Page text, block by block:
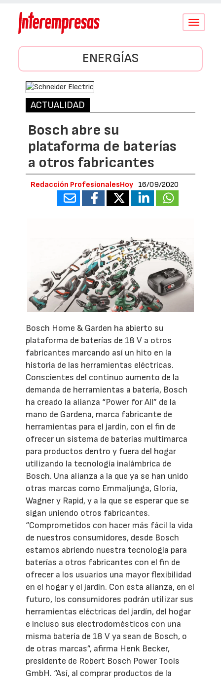
Conmutar
ENERGÍAS
ACTUALIDAD
Bosch abre su
plataforma de baterías
a otros fabricantes
Redacción ProfesionalesHoy 16/09/2020
Bosch Home & Garden ha abierto su
plataforma de baterías de 18 V a otros
fabricantes marcando así un hito en la
historia de las herramientas eléctricas.
Conscientes del continuo aumento de la
demanda de herramientas a batería, Bosch
ha creado la alianza “Power for All” de la
mano de Gardena, marca fabricante de
herramientas para el jardín, con el fin de
ofrecer un sistema de baterías multimarca
para productos dentro y fuera del hogar
utilizando la tecnología inalámbrica de
Bosch. Una alianza a la que ya se han unido
otras marcas como Emmaljunga, Gloria,
Wagner y Rapid, y a la que se esperar que se
sigan uniendo otros fabricantes.
“Comprometidos con hacer más fácil la vida
de nuestros consumidores, desde Bosch
estamos abriendo nuestra tecnología para
baterías a otros fabricantes con el fin de
ofrecer a los usuarios una mayor flexibilidad
en el hogar y el jardín. Con esta alianza, en el
futuro, los consumidores podrán utilizar sus
herramientas eléctricas del jardín, del hogar
e incluso sus electrodomésticos con una
misma batería de 18 V ya sean de Bosch, o
de otras marcas”, afirma Henk Becker,
presidente de Robert Bosch Power Tools
GmbH. “Así, al comprar productos de la